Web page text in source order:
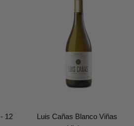
12
Luis Cañas Blanco Viñas